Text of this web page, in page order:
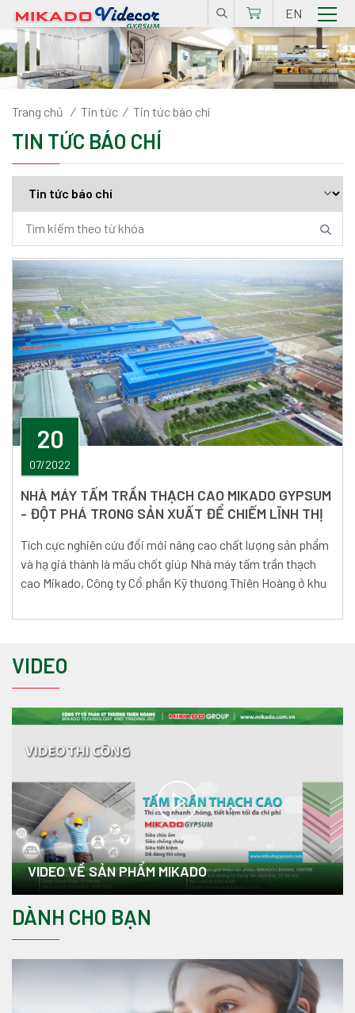
EN
Trang chủ / Tin tức / Tin tức báo chí
TIN TỨC BÁO CHÍ
20
07/2022
NHÀ MÁY TẤM TRẦN THẠCH CAO MIKADO GYPSUM
- ĐỘT PHÁ TRONG SẢN XUẤT ĐỂ CHIẾM LĨNH THỊ
Tích cực nghiên cứu đổi mới nâng cao chất lượng sản phẩm
và hạ giá thành là mấu chốt giúp Nhà máy tấm trần thạch
cao Mikado, Công ty Cổ phần Kỹ thương Thiên Hoàng ở khu
những khó khăn do dịch Covid-19 và biến động giá cả thị
VIDEO
VIDEO VỀ SẢN PHẨM MIKADO
DÀNH CHO BẠN